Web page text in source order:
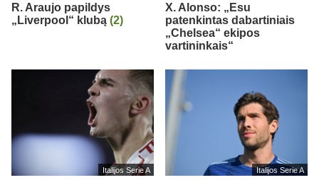
R. Araujo papildys
„Liverpool“ klubą (2)
X. Alonso: „Esu
patenkintas dabartiniais
„Chelsea“ ekipos
vartininkais“
Italijos Serie A Italijos Serie A